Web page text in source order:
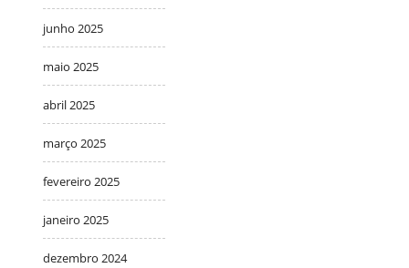
junho 2025
maio 2025
abril 2025
março 2025
fevereiro 2025
janeiro 2025
dezembro 2024